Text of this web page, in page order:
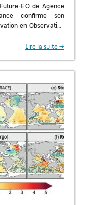
EO de Agence
confirme son
en Observation
Lire la suite →